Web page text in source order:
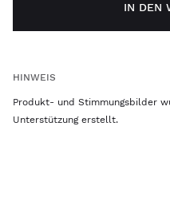
IN DEN
HINWEIS
Produkt- und Stimmungsbilder
Unterstützung erstellt.